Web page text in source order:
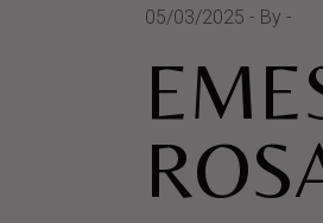
05/03/2025 By